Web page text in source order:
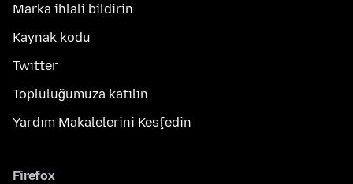
Marka ihlali bildirin
Kaynak kodu
Twitter
Topluluğumuza katılın
Yardım Makalelerini Keşfedin
Firefox